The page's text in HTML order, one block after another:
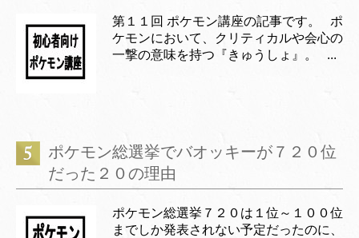
第１１回 ポケモン講座の記事です。 ポ
ケモンにおいて、クリティカルや会心の
一撃の意味を持つ『きゅうしょ』。 ...
ポケモン総選挙でバオッキーが７２０位
だった２０の理由
ポケモン総選挙７２０は１位～１００位
までしか発表されない予定だったのに、